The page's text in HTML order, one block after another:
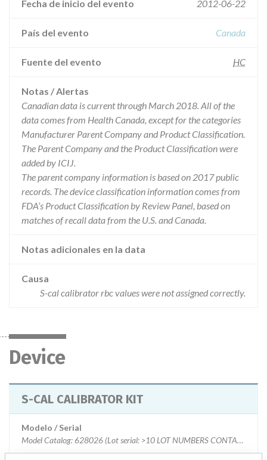
Fecha de inicio del evento 2012-06-22
País del evento Canada
Fuente del evento HC
Notas / Alertas
Canadian data is current through March 2018. All of the
data comes from Health Canada, except for the categories
Manufacturer Parent Company and Product Classification.
The Parent Company and the Product Classification were
added by ICIJ.
The parent company information is based on 2017 public
records. The device classification information comes from
FDA’s Product Classification by Review Panel, based on
matches of recall data from the U.S. and Canada.
Notas adicionales en la data
Causa
S-cal calibrator rbc values were not assigned correctly.
Device
S-CAL CALIBRATOR KIT
Modelo / Serial
Model Catalog: 628026 (Lot serial: >10 LOT NUMBERS CONTACT MFG); Model Catalog: 179310 (Lot serial: >10 LOT NUMBERS CONTACT MFG); Model Catalog: 624519 (Lot serial: >10 LOT NUMBERS CONTACT MFG)